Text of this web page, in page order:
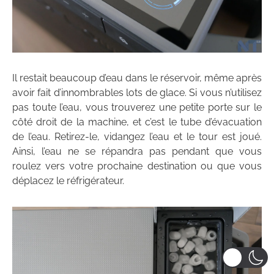
Il restait beaucoup d’eau dans le réservoir, même après
avoir fait d’innombrables lots de glace. Si vous n’utilisez
pas toute l’eau, vous trouverez une petite porte sur le
côté droit de la machine, et c’est le tube d’évacuation
de l’eau. Retirez-le, vidangez l’eau et le tour est joué.
Ainsi, l’eau ne se répandra pas pendant que vous
roulez vers votre prochaine destination ou que vous
déplacez le réfrigérateur.